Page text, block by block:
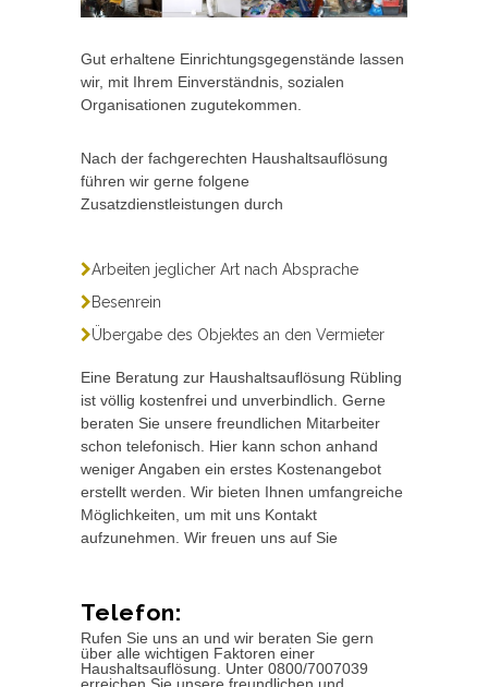
Gut erhaltene Einrichtungsgegenstände lassen
wir, mit Ihrem Einverständnis, sozialen
Organisationen zugutekommen.
Nach der fachgerechten Haushaltsauflösung
führen wir gerne folgene
Zusatzdienstleistungen durch
Arbeiten jeglicher Art nach Absprache
Besenrein
Übergabe des Objektes an den Vermieter
Eine Beratung zur Haushaltsauflösung Rübling
ist völlig kostenfrei und unverbindlich. Gerne
beraten Sie unsere freundlichen Mitarbeiter
schon telefonisch. Hier kann schon anhand
weniger Angaben ein erstes Kostenangebot
erstellt werden. Wir bieten Ihnen umfangreiche
Möglichkeiten, um mit uns Kontakt
aufzunehmen. Wir freuen uns auf Sie
Telefon:
Rufen Sie uns an und wir beraten Sie gern
über alle wichtigen Faktoren einer
Haushaltsauflösung. Unter 0800/7007039
erreichen Sie unsere freundlichen und